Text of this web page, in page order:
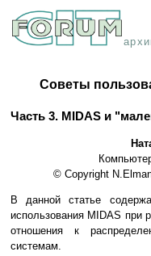
Советы
Часть 3. MIDAS и
© Copyright
В данной статье
использования MIDAS при
отношения к
системам.